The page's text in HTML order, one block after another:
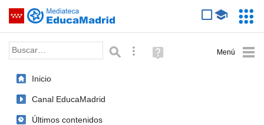
Saltar navegación
Palabra o frase: Búsqueda avanzada
Ayuda
(en
Inicio
Canal EducaMadrid
Últimos contenidos